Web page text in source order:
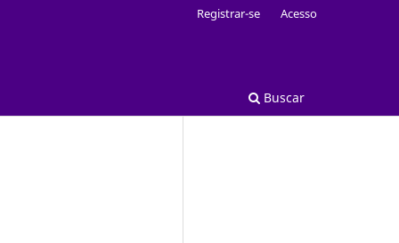
Buscar
Registrar-se Acesso